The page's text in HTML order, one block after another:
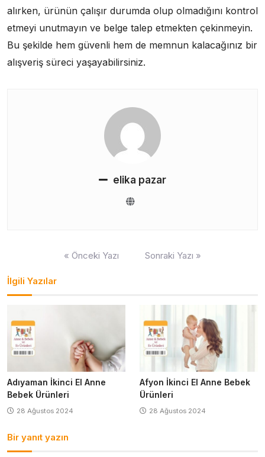
alırken, ürünün çalışır durumda olup olmadığını kontrol
etmeyi unutmayın ve belge talep etmekten çekinmeyin.
Bu şekilde hem güvenli hem de memnun kalacağınız bir
alışveriş süreci yaşayabilirsiniz.
elika pazar
« Önceki Yazı Sonraki Yazı »
İlgili Yazılar
Adıyaman İkinci El Anne
Bebek Ürünleri
28 Ağustos 2024
Afyon İkinci El Anne Bebek
Ürünleri
28 Ağustos 2024
Bir yanıt yazın